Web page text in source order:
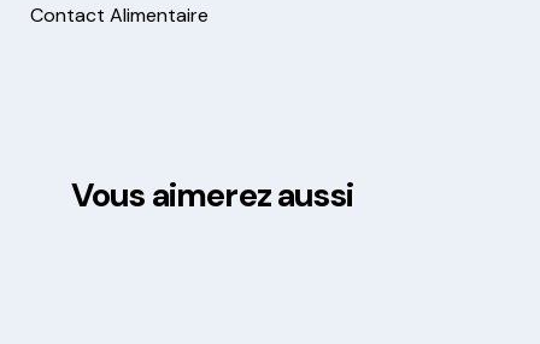
Contact Alimentaire
Vous aimerez aussi